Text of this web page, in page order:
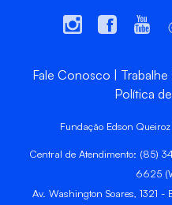
Fale Conosco
Política
Fundação Edson
Central de Atendimento:
6625
Av. Washington Soares, 1321